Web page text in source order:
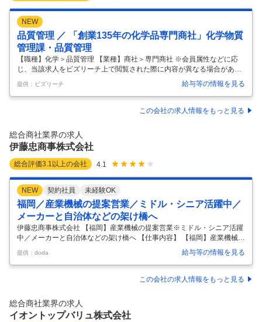
NEW
品質管理 ／ 「創業135年の化学品専門商社」化学物質
管理課・品質管理
【職種】化学＞品質管理 【業種】商社＞専門商社 ※会員属性などに応
じ、当該求人をビズリーチ上で閲覧された際に内容が異なる場合があり
ます 【会社概要】 当社は化学品専門商社として1890年の創業以来、事
業分野を拡大し続けて参りました。 現在は情報電子・化学品・生活産
業・合成樹脂の4分野に特化し、海外展開にも力を入れており、現在世
界約60拠点に事業所があります。 長期ビジョンである2030年までの経
野への横展開などを重点ミッションと掲げ事業運営を進めております。
★全世界19ヶ国60拠点に展開している独立系の大手化学系専門商社、従
業員…
提供：ビズリーチ 給与等の情報を見る
この会社の求人情報をもっと見る
総合商社業界の求人
伊藤忠商事株式会社
総合評価3.1 以上の会社 4.1
NEW 契約社員 未経験OK
福岡／産業機械の提案営業／ミドル・シニア活躍中／
メーカーと自治体などの架け橋へ
伊藤忠商事株式会社 【福岡】産業機械の提案営業※ミドル・シニア活躍
中／メーカーと自治体などの架け橋へ 【仕事内容】 【福岡】産業機械の
提案営業※ミドル・シニア活躍中／メーカーと自治体などの架け橋へ
【具体的な仕事内容】 【伊藤忠商事九州支社での中途採用（嘱託社員）
募集となります／自己処理型水洗トイレ「トワイレ」の営業支援を行っ
ていただきます／これまでの知見や営業経験を活かしチャレンジしませ
洗)、太陽光発電と蓄電池での運転も可能で、 山間部、離島、観光地、
キャンプ場の他、地方自治体・行政向けの防災トイレとしても活躍する
可搬式 …
提供：doda 給与等の情報を見る
この会社の求人情報をもっと見る
総合商社業界の求人
イオントップバリュ株式会社